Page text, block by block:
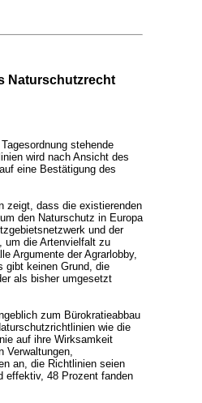
Naturschutzrecht
stehende
wird nach Ansicht des
eine Bestätigung des
zeigt, dass die existierenden
den Naturschutz in Europa
und der
um die Artenvielfalt zu
Argumente der Agrarlobby,
gibt keinen Grund, die
als bisher umgesetzt
zum Bürokratieabbau
wie die
auf ihre Wirksamkeit
Verwaltungen,
an, die Richtlinien seien
effektiv, 48 Prozent fanden